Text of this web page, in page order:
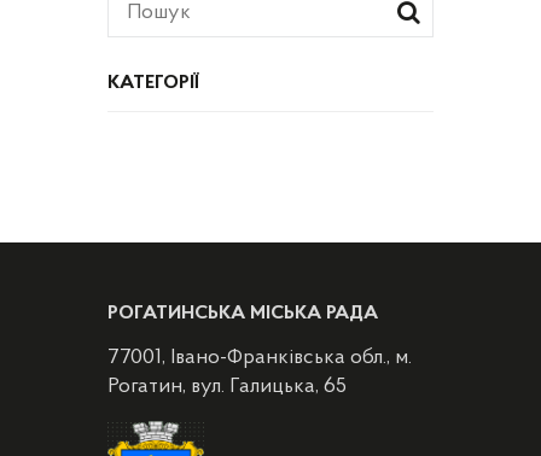
КАТЕГОРІЇ
РОГАТИНСЬКА МІСЬКА РАДА
77001, Івано-Франківська обл., м.
Рогатин, вул. Галицька, 65